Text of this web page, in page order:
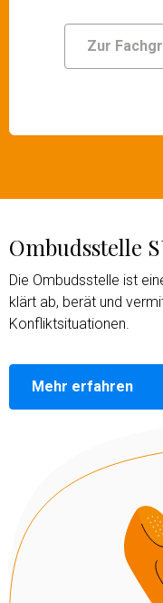
Zur
Ombudsstelle
Die Ombudsstelle ist
klärt ab, berät und
Konfliktsituationen.
Mehr erfahren